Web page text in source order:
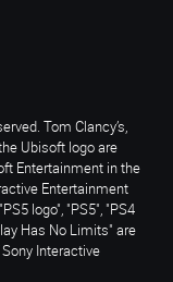
Tom Clancy’s,
Ubisoft logo are
Entertainment in the
Entertainment
logo", "PS5", "PS4
Has No Limits" are
Interactive